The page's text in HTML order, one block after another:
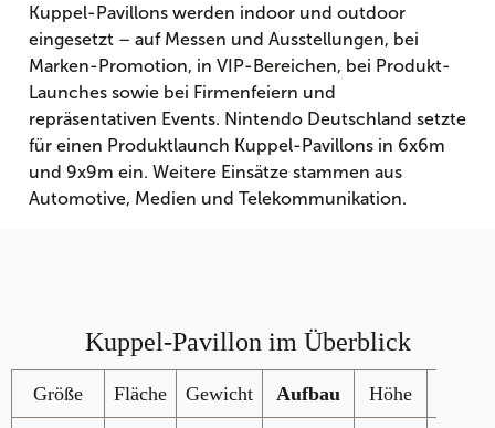
Kuppel-Pavillons werden indoor und outdoor
eingesetzt – auf Messen und Ausstellungen, bei
Marken-Promotion, in VIP-Bereichen, bei Produkt-
Launches sowie bei Firmenfeiern und
repräsentativen Events. Nintendo Deutschland setzte
für einen Produktlaunch Kuppel-Pavillons in 6x6m
und 9x9m ein. Weitere Einsätze stammen aus
Automotive, Medien und Telekommunikation.
Kuppel-Pavillon im Überblick
Größe Fläche Gewicht Aufbau Höhe